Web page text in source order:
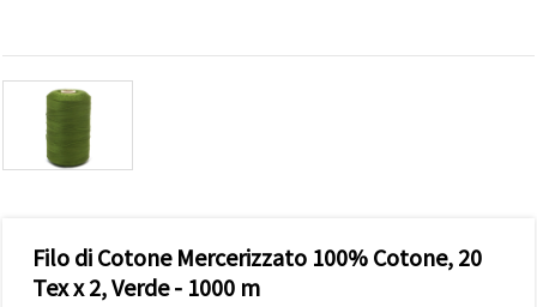
migliorare
offerta e
visualizzare
contenuti
personalizzati.
tutti i
cookie. •
Clicca su
Filo di Cotone Mercerizzato 100% Cotone, 20
Tex x 2, Verde - 1000 m